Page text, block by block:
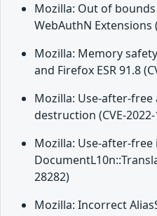
Mozilla: Out of
WebAuthN Extensions
Mozilla: Memory
and Firefox ESR 91.8
Mozilla: Use-after-free
destruction (CVE-
Mozilla: Use-after-free
28282)
Mozilla: Incorrect